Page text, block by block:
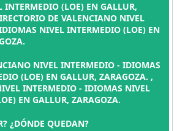
(LOE) EN GALLUR,
DE VALENCIANO NIVEL
NIVEL INTERMEDIO (LOE) EN
NIVEL INTERMEDIO - IDIOMAS
(LOE) EN GALLUR, ZARAGOZA. ,
INTERMEDIO - IDIOMAS NIVEL
EN GALLUR, ZARAGOZA.
¿DÓNDE QUEDAN?